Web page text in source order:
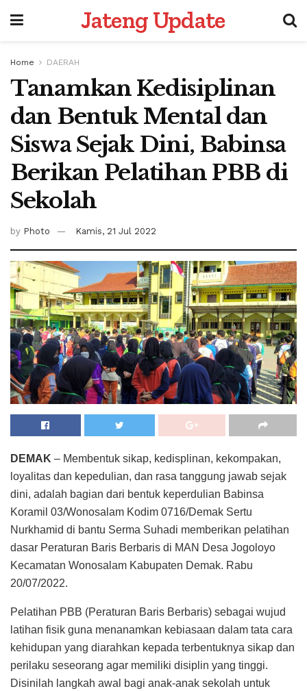
Jateng Update
Home DAERAH
Tanamkan Kedisiplinan
dan Bentuk Mental dan
Siswa Sejak Dini, Babinsa
Berikan Pelatihan PBB di
Sekolah
by Photo Kamis, 21 Jul 2022
DEMAK – Membentuk sikap, kedisplinan, kekompakan,
loyalitas dan kepedulian, dan rasa tanggung jawab sejak
dini, adalah bagian dari bentuk keperdulian Babinsa
Koramil 03/Wonosalam Kodim 0716/Demak Sertu
Nurkhamid di bantu Serma Suhadi memberikan pelatihan
dasar Peraturan Baris Berbaris di MAN Desa Jogoloyo
Kecamatan Wonosalam Kabupaten Demak. Rabu
20/07/2022.
Pelatihan PBB (Peraturan Baris Berbaris) sebagai wujud
latihan fisik guna menanamkan kebiasaan dalam tata cara
kehidupan yang diarahkan kepada terbentuknya sikap dan
perilaku seseorang agar memiliki disiplin yang tinggi.
Disinilah langkah awal bagi anak-anak sekolah untuk